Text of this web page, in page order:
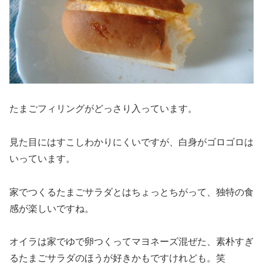
たまごフィリングがどっさり入っています。
見た目にはすこしわかりにくいですが、白身がゴロゴロは
いっています。
家でつくるたまごサラダとはちょっとちがって、独特の食
感が楽しいですね。
オイラは家でゆで卵つくってマヨネーズ混ぜた、素朴すぎ
るたまごサラダのほうが好きかもですけれども。笑